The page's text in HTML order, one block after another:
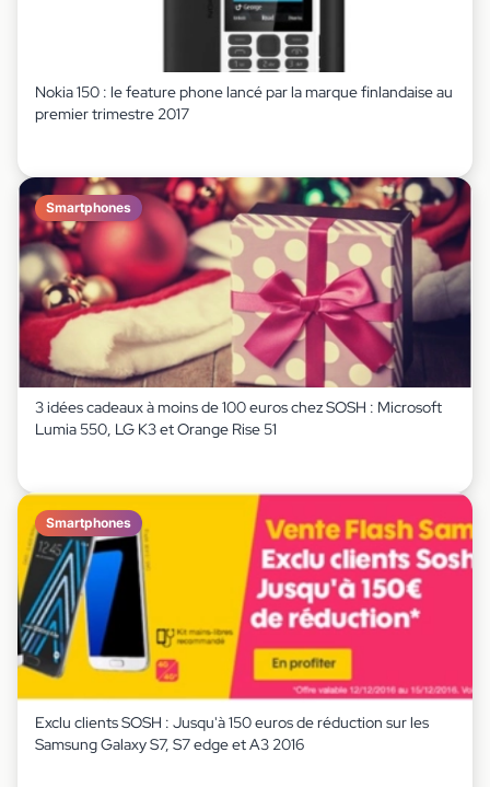
Nokia 150 : le feature phone lancé par la marque finlandaise au
premier trimestre 2017
Smartphones
3 idées cadeaux à moins de 100 euros chez SOSH : Microsoft
Lumia 550, LG K3 et Orange Rise 51
Smartphones
Exclu clients SOSH : Jusqu'à 150 euros de réduction sur les
Samsung Galaxy S7, S7 edge et A3 2016